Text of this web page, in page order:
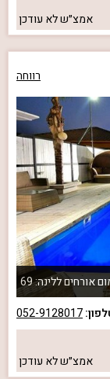
אמצ״שלא עודכן
רווחה
אורחים ללינה: 69
052-9128017
אמצ״שלא עודכן